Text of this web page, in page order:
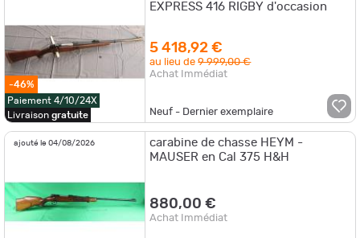
-46%
Paiement 4/10/24X
Livraison gratuite
EXPRESS 416 RIGBY d'occasion
5 418,92 €
au lieu de9 999,00 €
Achat Immédiat
Neuf - Dernier exemplaire
ajouté le 04/08/2026
carabine de chasse HEYM -
MAUSER en Cal 375 H&H
880,00 €
Achat Immédiat